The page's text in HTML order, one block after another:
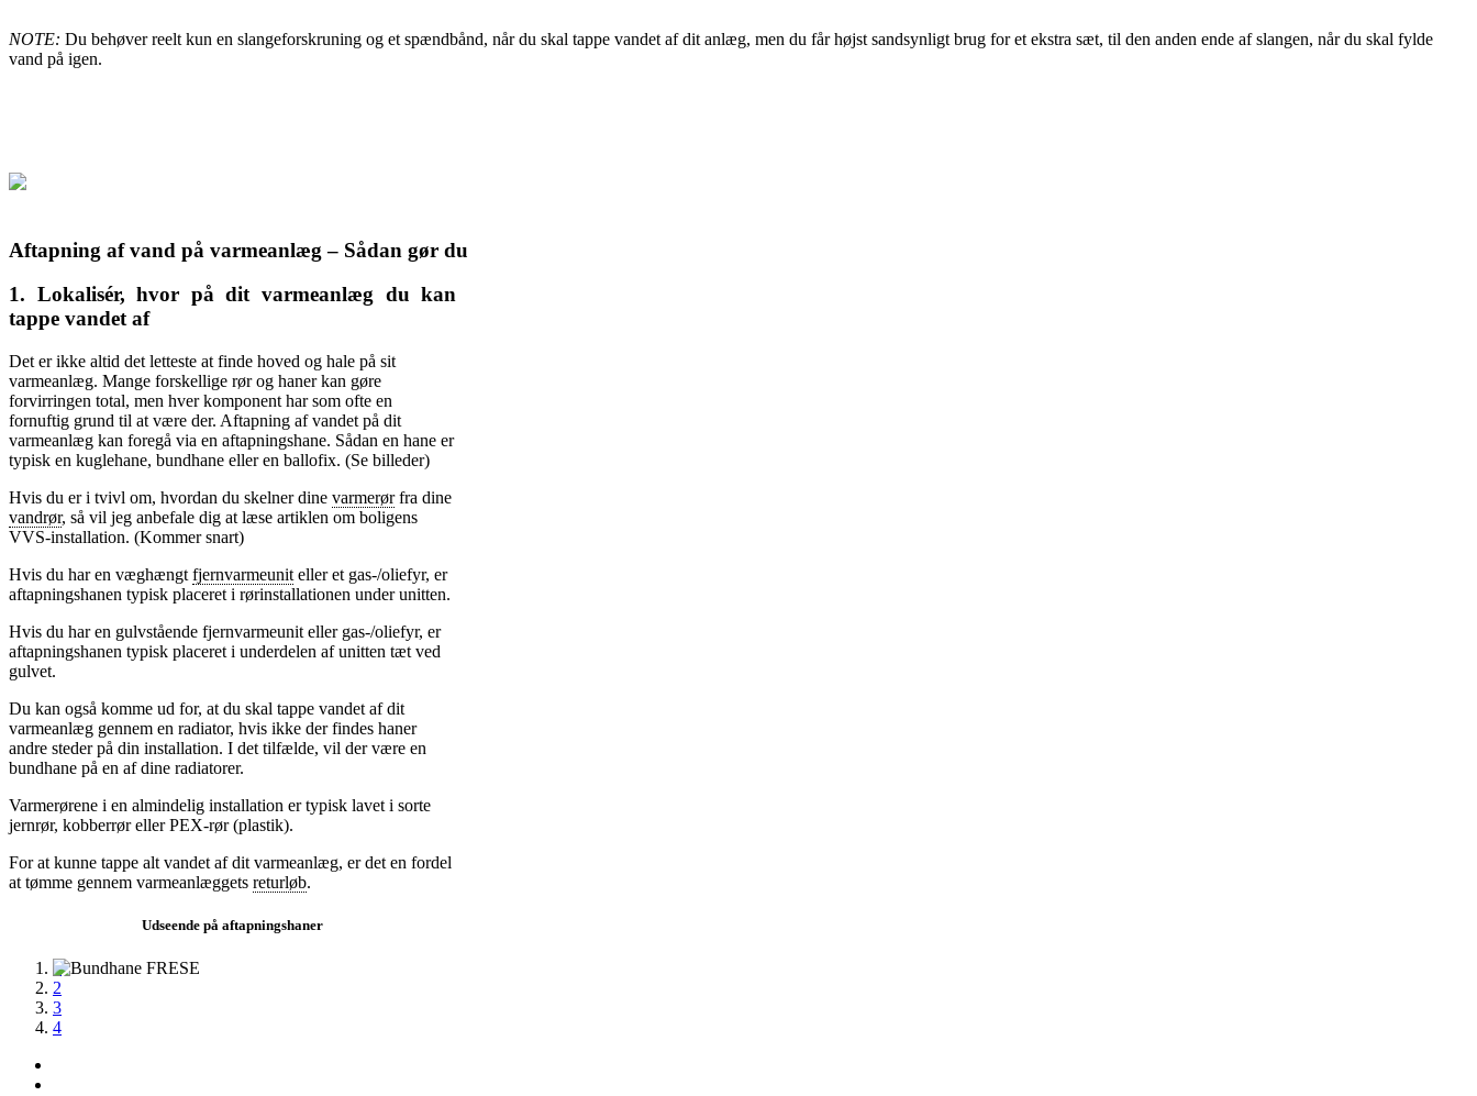
NOTE: Du behøver reelt kun en slangeforskruning og et spændbånd, når du skal tappe vandet af dit anlæg, men du får højst sandsynligt brug for et ekstra sæt, til den anden ende af slangen, når du skal fylde
vand på igen.
Aftapning af vand på varmeanlæg – Sådan gør du
1. Lokalisér, hvor på dit varmeanlæg du kan
tappe vandet af
Det er ikke altid det letteste at finde hoved og hale på sit
varmeanlæg. Mange forskellige rør og haner kan gøre
forvirringen total, men hver komponent har som ofte en
fornuftig grund til at være der. Aftapning af vandet på dit
varmeanlæg kan foregå via en aftapningshane. Sådan en hane er
typisk en kuglehane, bundhane eller en ballofix. (Se billeder)
Hvis du er i tvivl om, hvordan du skelner dine varmerørfra dine
vandrør, så vil jeg anbefale dig at læse artiklen om boligens
VVS-installation. (Kommer snart)
Hvis du har en væghængt fjernvarmeunit eller et gas-/oliefyr, er
aftapningshanen typisk placeret i rørinstallationen under unitten.
Hvis du har en gulvstående fjernvarmeunit eller gas-/oliefyr, er
aftapningshanen typisk placeret i underdelen af unitten tæt ved
gulvet.
Du kan også komme ud for, at du skal tappe vandet af dit
varmeanlæg gennem en radiator, hvis ikke der findes haner
andre steder på din installation. I det tilfælde, vil der være en
bundhane på en af dine radiatorer.
Varmerørene i en almindelig installation er typisk lavet i sorte
jernrør, kobberrør eller PEX-rør (plastik).
For at kunne tappe alt vandet af dit varmeanlæg, er det en fordel
at tømme gennem varmeanlæggets returløb.
Udseende på aftapningshaner
1
2
3
4